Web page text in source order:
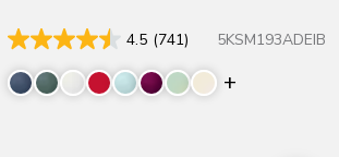
4.5 (741) 5KSM193ADEIB
Display